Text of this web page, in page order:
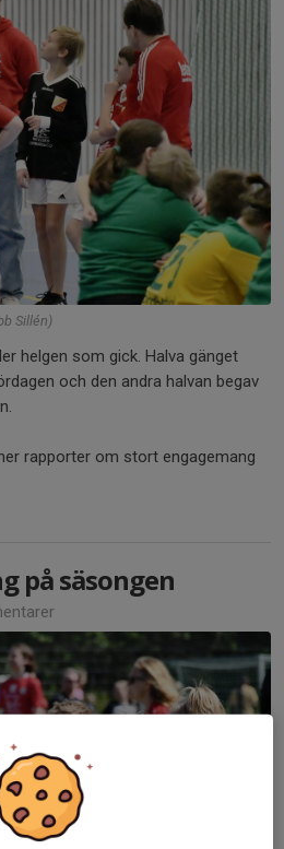
Sillén)
helgen som gick. Halva gänget
och den andra halvan begav
rapporter om stort engagemang
på säsongen